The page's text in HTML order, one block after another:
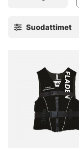
Suodattimet